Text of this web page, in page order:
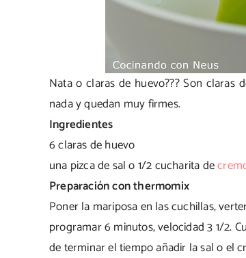
Nata o claras de huevo??? Son
nada y quedan muy firmes.
Ingredientes
6 claras de huevo
una pizca de sal o 1/2 cucharita de
Preparación con thermomix
Poner la mariposa en las cuchillas,
programar 6 minutos, velocidad 3 1/2.
de terminar el tiempo añadir la sal o el